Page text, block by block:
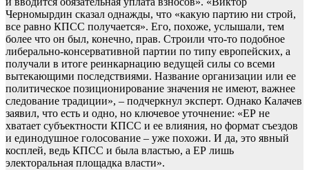
Черномырдин сказал однажды, что «какую партию ни строй,
все равно КПСС получается». Его, похоже, услышали, тем
более что он был, конечно, прав. Строили что-то подобное
либерально-консервативной партии по типу европейских, а
получали в итоге реинкарнацию ведущей силы со всеми
вытекающими последствиями. Название организации или ее
политическое позиционирование значения не имеют, важнее
следование традиции», – подчеркнул эксперт. Однако Калачев
заявил, что есть и одно, но ключевое уточнение: «ЕР не
хватает субъектности КПСС и ее влияния, но формат съездов
и единодушное голосование – уже похожи. И да, это явный
косплей, ведь КПСС и была властью, а ЕР лишь
электоральная площадка власти».